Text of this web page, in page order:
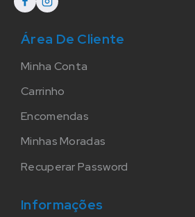
Área De Cliente
Minha Conta
Carrinho
Encomendas
Minhas Moradas
Recuperar Password
Informações